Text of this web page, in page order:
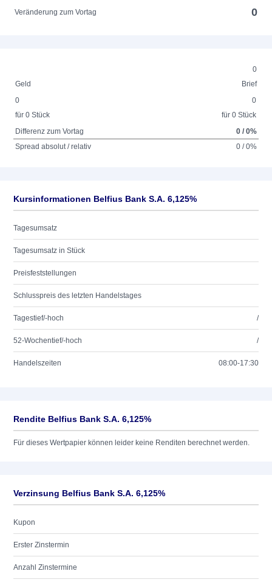
Veränderung zum Vortag 0
0
Geld
Brief
0
für 0 Stück
0
für 0 Stück
Differenz zum Vortag
0 / 0%
Spread absolut / relativ
0 / 0%
Kursinformationen Belfius Bank S.A. 6,125%
Tagesumsatz
Tagesumsatz in Stück
Preisfeststellungen
Schlusspreis des letzten Handelstages
Tagestief/-hoch /
52-Wochentief/-hoch /
Handelszeiten 08:00-17:30
Rendite Belfius Bank S.A. 6,125%
Für dieses Wertpapier können leider keine Renditen berechnet werden.
Verzinsung Belfius Bank S.A. 6,125%
Kupon
Erster Zinstermin
Anzahl Zinstermine